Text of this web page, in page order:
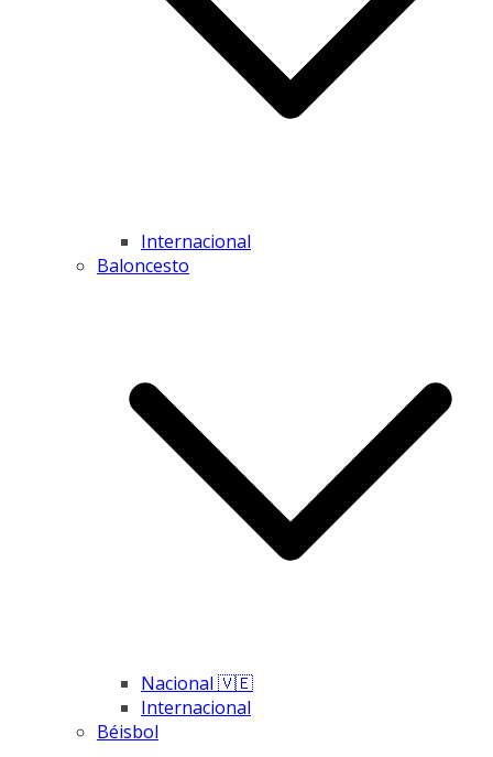
Internacional
Baloncesto
Nacional 🇻🇪
Internacional
Béisbol